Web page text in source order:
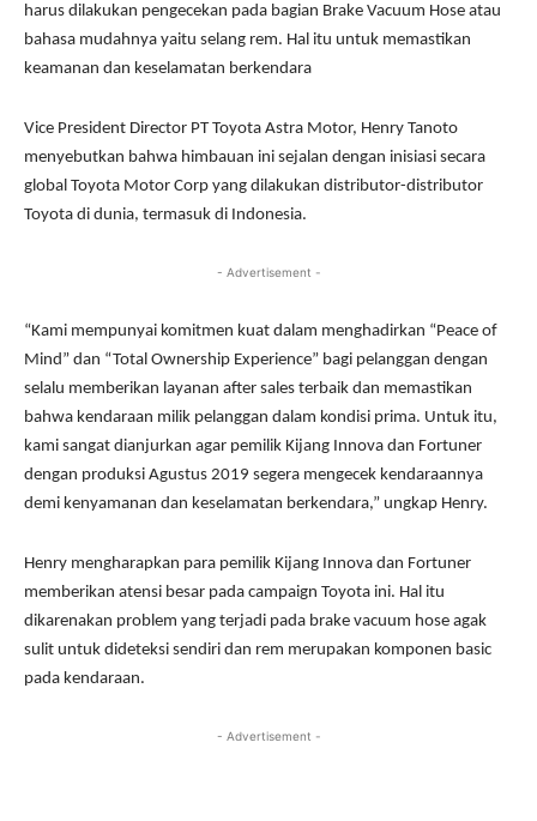
harus dilakukan pengecekan pada bagian Brake Vacuum Hose atau
bahasa mudahnya yaitu selang rem. Hal itu untuk memastikan
keamanan dan keselamatan berkendara
Vice President Director PT Toyota Astra Motor, Henry Tanoto
menyebutkan bahwa himbauan ini sejalan dengan inisiasi secara
global Toyota Motor Corp yang dilakukan distributor-distributor
Toyota di dunia, termasuk di Indonesia.
- Advertisement -
“Kami mempunyai komitmen kuat dalam menghadirkan “Peace of
Mind” dan “Total Ownership Experience” bagi pelanggan dengan
selalu memberikan layanan after sales terbaik dan memastikan
bahwa kendaraan milik pelanggan dalam kondisi prima. Untuk itu,
kami sangat dianjurkan agar pemilik Kijang Innova dan Fortuner
dengan produksi Agustus 2019 segera mengecek kendaraannya
demi kenyamanan dan keselamatan berkendara,” ungkap Henry.
Henry mengharapkan para pemilik Kijang Innova dan Fortuner
memberikan atensi besar pada campaign Toyota ini. Hal itu
dikarenakan problem yang terjadi pada brake vacuum hose agak
sulit untuk dideteksi sendiri dan rem merupakan komponen basic
pada kendaraan.
- Advertisement -